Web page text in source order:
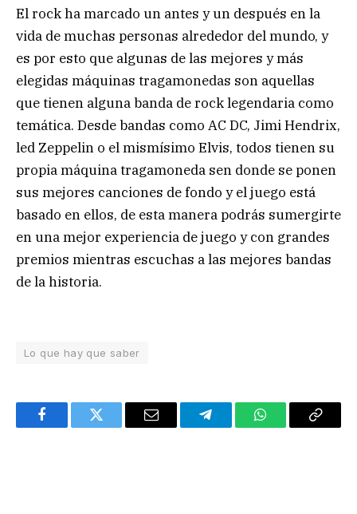
El rock ha marcado un antes y un después en la
vida de muchas personas alrededor del mundo, y
es por esto que algunas de las mejores y más
elegidas máquinas tragamonedas son aquellas
que tienen alguna banda de rock legendaria como
temática. Desde bandas como AC DC, Jimi Hendrix,
led Zeppelin o el mismísimo Elvis, todos tienen su
propia máquina tragamoneda sen donde se ponen
sus mejores canciones de fondo y el juego está
basado en ellos, de esta manera podrás sumergirte
en una mejor experiencia de juego y con grandes
premios mientras escuchas a las mejores bandas
de la historia.
Lo que hay que saber
FacebookTwitter Email TelegramWhatsAppCopy